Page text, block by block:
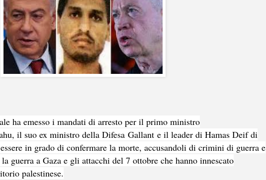
ha emesso i mandati di arresto per il primo ministro
, il suo ex ministro della Difesa Gallant e il leader di Hamas Deif di
in grado di confermare la morte, accusandoli di crimini di guerra e
guerra a Gaza e gli attacchi del 7 ottobre che hanno innescato
palestinese.